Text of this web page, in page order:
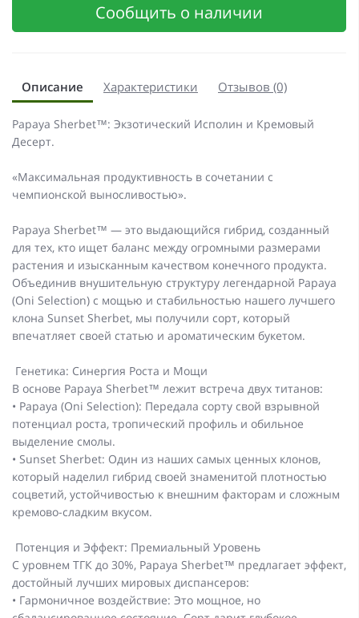
Сообщить о наличии
Описание Характеристики Отзывов (0)
Papaya Sherbet™: Экзотический Исполин и Кремовый
Десерт.
«Максимальная продуктивность в сочетании с
чемпионской выносливостью».
Papaya Sherbet™ — это выдающийся гибрид, созданный
для тех, кто ищет баланс между огромными размерами
растения и изысканным качеством конечного продукта.
Объединив внушительную структуру легендарной Papaya
(Oni Selection) с мощью и стабильностью нашего лучшего
клона Sunset Sherbet, мы получили сорт, который
впечатляет своей статью и ароматическим букетом.
Генетика: Синергия Роста и Мощи
В основе Papaya Sherbet™ лежит встреча двух титанов:
• Papaya (Oni Selection): Передала сорту свой взрывной
потенциал роста, тропический профиль и обильное
выделение смолы.
• Sunset Sherbet: Один из наших самых ценных клонов,
который наделил гибрид своей знаменитой плотностью
соцветий, устойчивостью к внешним факторам и сложным
кремово-сладким вкусом.
Потенция и Эффект: Премиальный Уровень
С уровнем ТГК до 30%, Papaya Sherbet™ предлагает эффект,
достойный лучших мировых диспансеров:
• Гармоничное воздействие: Это мощное, но